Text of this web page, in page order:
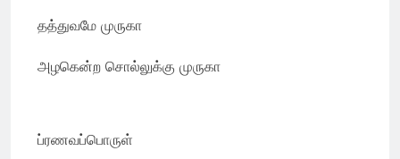
தத்துவமே முருகா
அழகென்ற சொல்லுக்கு முருகா
ப்ரணவப்பொருள்